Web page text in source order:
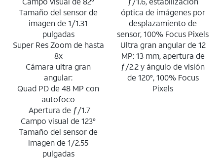
Tamaño del sensor de
imagen de 1/1.31
pulgadas
Super Res Zoom de hasta
8x
Cámara ultra gran
angular:
Quad PD de 48 MP con
autofoco
Apertura de ƒ/1.7
Campo visual de 123°
Tamaño del sensor de
imagen de 1/2.55
pulgadas
óptica de imágenes por
desplazamiento de
sensor, 100% Focus Pixels
Ultra gran angular de 12
MP: 13 mm, apertura de
ƒ/2.2 y ángulo de visión
de 120°, 100% Focus
Pixels